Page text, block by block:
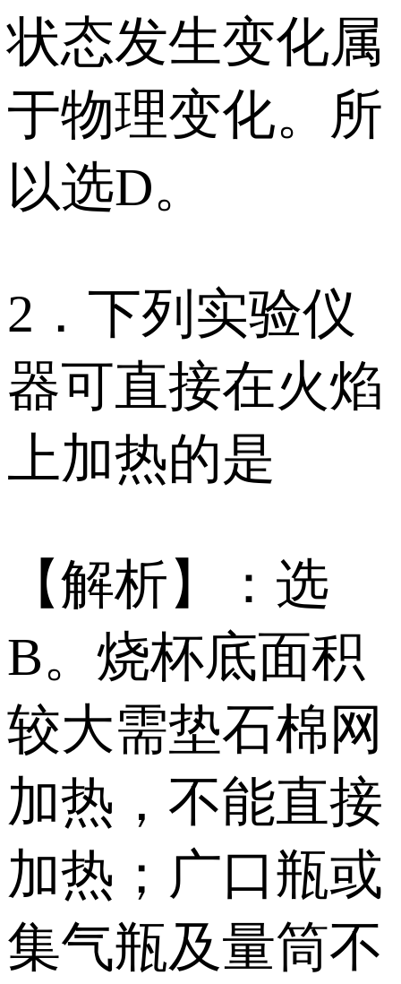
状态发生变化属
于物理变化。所
以选D。
2．下列实验仪
器可直接在火焰
上加热的是
【解析】：选
B。烧杯底面积
较大需垫石棉网
加热，不能直接
加热；广口瓶或
集气瓶及量筒不